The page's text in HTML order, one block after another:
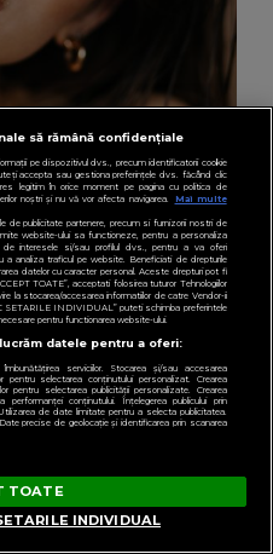
în funcție de
cel mai bine
să rămână confidențiale
pe dispozitivul dvs., precum identificatorii cookie
accepta sau gestiona preferințele dvs. făcând clic
legitim în orice moment pe pagina cu politica de
noștri și nu vă vor afecta navigarea.
Mai multe
de publicitate partenere, precum si furnizorii nostri de
website-ului sa functioneze, pentru a personaliza
de interesele si/sau profilul dvs., pentru a va oferi
a analiza traficul pe website. Beneficiati de drepturile
datelor cu caracter personal. Aceste drepturi pot fi
TOATE”, acceptati folosirea tuturor Tehnologiilor
la stocarea/accesarea informatiilor de catre Vendor-ii
SETARILE INDIVIDUAL” puteti schimba preferintele
pentru functionarea website-ului.
datele pentru a oferi:
serviciilor. Stocarea și/sau accesarea
selectarea conținutului personalizat. Crearea
pentru selectarea publicității personalizate. Crearea
performanței conținutului. Înțelegerea publicului prin
de date limitate pentru a selecta publicitatea.
precise de geolocație și identificarea prin scanarea
TOATE
INDIVIDUAL